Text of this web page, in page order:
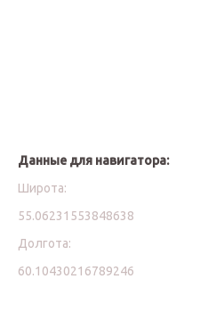
Данные для навигатора:
Широта:
55.06231553848638
Долгота:
60.10430216789246